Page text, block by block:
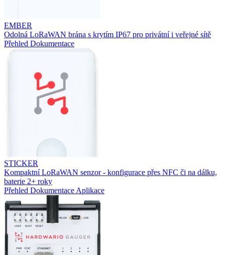
EMBER
Odolná LoRaWAN brána s krytím IP67 pro privátní i veřejné sítě
Přehled Dokumentace
STICKER
Kompaktní LoRaWAN senzor - konfigurace přes NFC či na dálku,
baterie 2+ roky
Přehled Dokumentace Aplikace